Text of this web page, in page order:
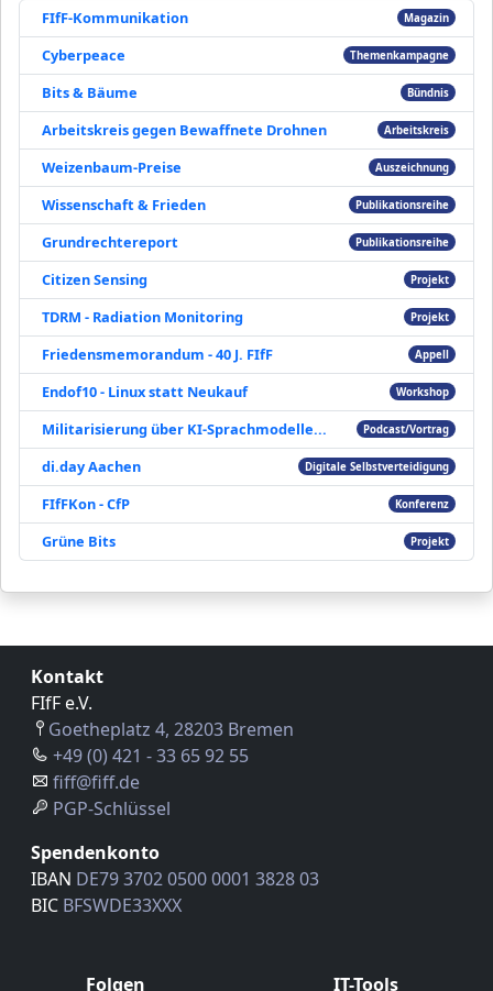
FIfF-Kommunikation Magazin
Cyberpeace Themenkampagne
Bits & Bäume Bündnis
Arbeitskreis gegen Bewaffnete Drohnen Arbeitskreis
Weizenbaum-Preise Auszeichnung
Wissenschaft & Frieden Publikationsreihe
Grundrechtereport Publikationsreihe
Citizen Sensing Projekt
TDRM - Radiation Monitoring Projekt
Friedensmemorandum - 40 J. FIfF Appell
Endof10 - Linux statt Neukauf Workshop
Militarisierung über KI-Sprachmodelle... Podcast/Vortrag
di.day Aachen Digitale Selbstverteidigung
FIfFKon - CfP Konferenz
Grüne Bits Projekt
Kontakt
FIfF e.V.
Goetheplatz 4, 28203 Bremen
+49 (0) 421 - 33 65 92 55
fiff@fiff.de
PGP-Schlüssel
Spendenkonto
IBAN DE79 3702 0500 0001 3828 03
BIC BFSWDE33XXX
Folgen IT-Tools